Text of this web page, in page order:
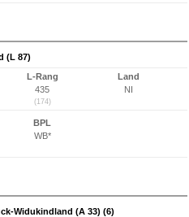
(L 87)
L-Rang
435
(174)
Land
NI
BPL
WB*
Widukindland (A 33) (6)